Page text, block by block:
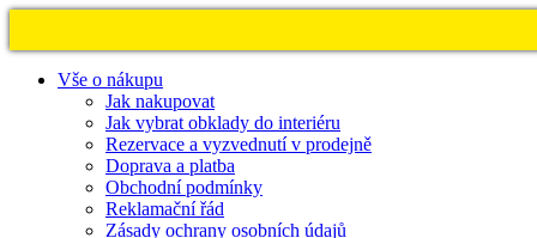
Vše o nákupu
Jak nakupovat
Jak vybrat obklady do interiéru
Rezervace a vyzvednutí v prodejně
Doprava a platba
Obchodní podmínky
Reklamační řád
Zásady ochrany osobních údajů